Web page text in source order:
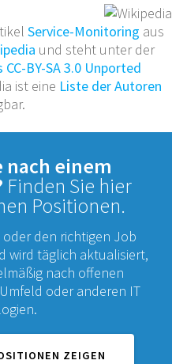
Service-Monitoring aus
und steht unter der
BY-SA 3.0 Unported
ist eine Liste der Autoren
nach einem
Finden Sie hier
Positionen.
den richtigen Job
wird täglich aktualisiert,
nach offenen
oder anderen IT
ZEIGEN